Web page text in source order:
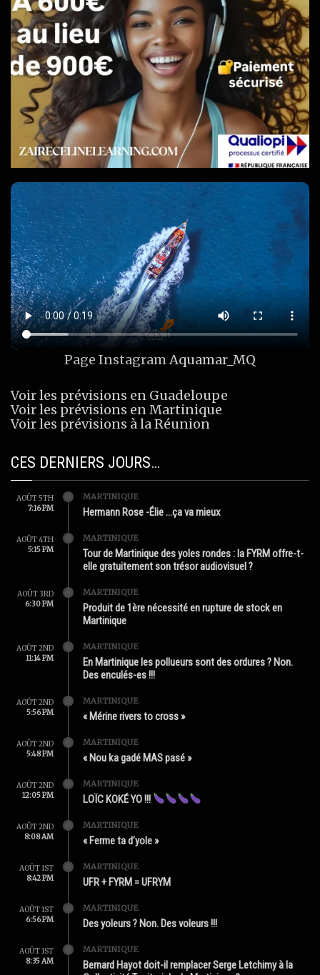
Page InstagramAquamar_MQ
Voir les prévisions en Guadeloupe
Voir les prévisions en Martinique
Voir les prévisions à la Réunion
CES DERNIERS JOURS…
AOÛT 5TH
7:16 PM
MARTINIQUE
Hermann Rose -Élie …ça va mieux
AOÛT 4TH
5:15 PM
MARTINIQUE
Tour de Martinique des yoles rondes : la FYRM offre-t-
elle gratuitement son trésor audiovisuel ?
AOÛT 3RD
6:30 PM
MARTINIQUE
Produit de 1ère nécessité en rupture de stock en
Martinique
AOÛT 2ND
11:14 PM
MARTINIQUE
En Martinique les pollueurs sont des ordures ? Non.
Des enculés-es !!!
AOÛT 2ND
5:56 PM
MARTINIQUE
« Mérine rivers to cross »
AOÛT 2ND
5:48 PM
MARTINIQUE
« Nou ka gadé MAS pasé »
AOÛT 2ND
12:05 PM
MARTINIQUE
LOÏC KOKÉ YO !!!
AOÛT 2ND
8:08 AM
MARTINIQUE
« Ferme ta d’yole »
AOÛT 1ST
8:42 PM
MARTINIQUE
UFR + FYRM = UFRYM
AOÛT 1ST
6:56 PM
MARTINIQUE
Des yoleurs ? Non. Des voleurs !!!
AOÛT 1ST
8:35 AM
MARTINIQUE
Bernard Hayot doit-il remplacer Serge Letchimy à la